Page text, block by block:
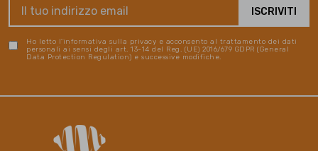
Ho letto l'informativa sulla privacy e acconsento al trattamento dei dati
personali ai sensi degli art. 13-14 del Reg. (UE) 2016/679 GDPR (General
Data Protection Regulation) e successive modifiche.